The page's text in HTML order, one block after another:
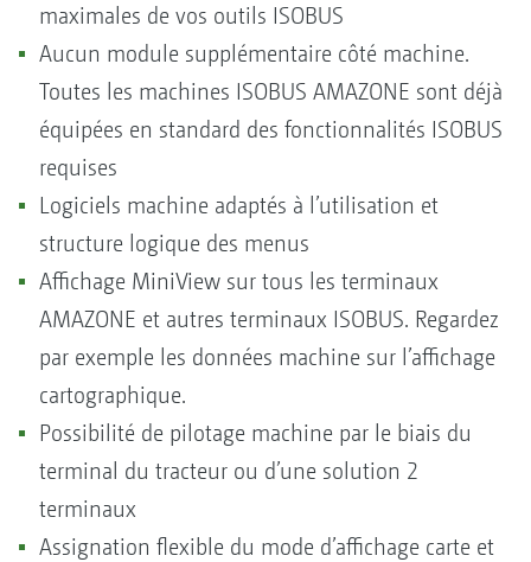
maximales de vos outils ISOBUS
Aucun module supplémentaire côté machine.
Toutes les machines ISOBUS AMAZONE sont déjà
équipées en standard des fonctionnalités ISOBUS
requises
Logiciels machine adaptés à l’utilisation et
structure logique des menus
Affichage MiniView sur tous les terminaux
AMAZONE et autres terminaux ISOBUS. Regardez
par exemple les données machine sur l’affichage
cartographique.
Possibilité de pilotage machine par le biais du
terminal du tracteur ou d’une solution 2
terminaux
Assignation flexible du mode d’affichage carte et